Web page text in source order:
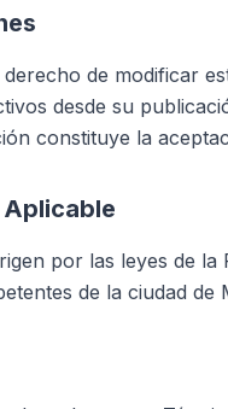
de modificar
desde su
constituye la
Aplicable
por las leyes de
de la ciudad de